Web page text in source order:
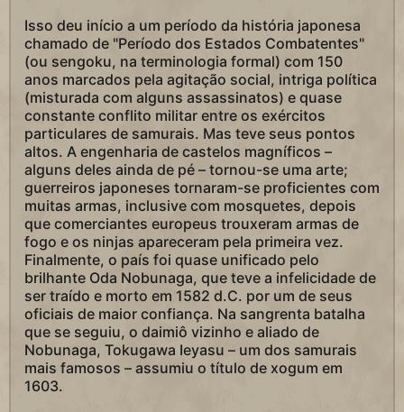
Isso deu início a um período da história japonesa
chamado de "Período dos Estados Combatentes"
(ou sengoku, na terminologia formal) com 150
anos marcados pela agitação social, intriga política
(misturada com alguns assassinatos) e quase
constante conflito militar entre os exércitos
particulares de samurais. Mas teve seus pontos
altos. A engenharia de castelos magníficos –
alguns deles ainda de pé – tornou-se uma arte;
guerreiros japoneses tornaram-se proficientes com
muitas armas, inclusive com mosquetes, depois
que comerciantes europeus trouxeram armas de
fogo e os ninjas apareceram pela primeira vez.
Finalmente, o país foi quase unificado pelo
brilhante Oda Nobunaga, que teve a infelicidade de
ser traído e morto em 1582 d.C. por um de seus
oficiais de maior confiança. Na sangrenta batalha
que se seguiu, o daimiô vizinho e aliado de
Nobunaga, Tokugawa Ieyasu – um dos samurais
mais famosos – assumiu o título de xogum em
1603.